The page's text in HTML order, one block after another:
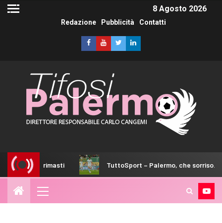
8 Agosto 2026
Redazione Pubblicità Contatti
i posti rimasti TuttoSport – Palermo, che sorriso.